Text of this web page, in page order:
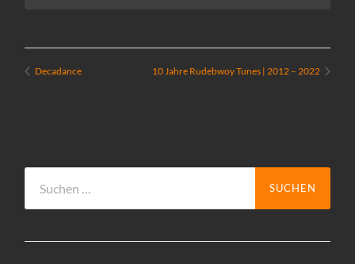
Decadance 10 Jahre Rudebwoy Tunes | 2012 – 2022
nach: